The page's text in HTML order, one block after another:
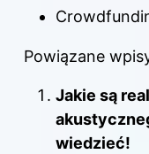
Powiązane
Jakie są
wiedzieć!